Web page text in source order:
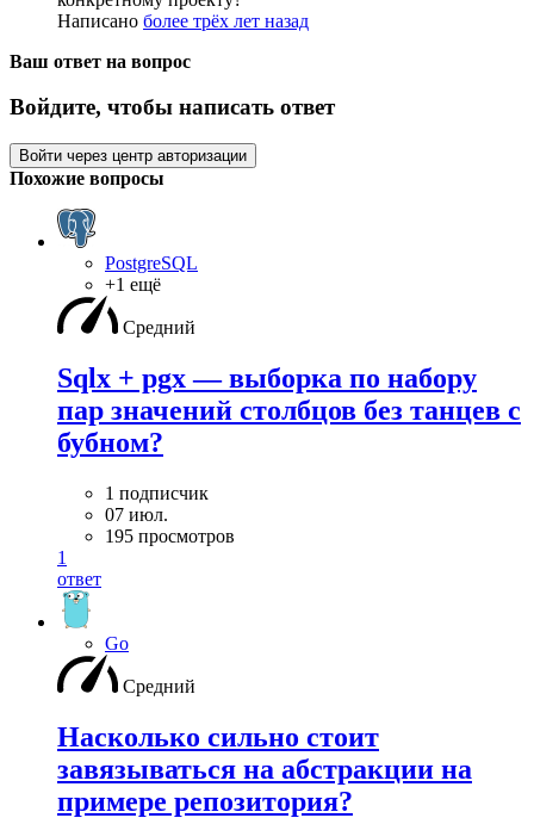
Написано более трёх лет назад
Ваш ответ на вопрос
Войдите, чтобы написать ответ
Войти через центр авторизации
Похожие вопросы
PostgreSQL
+1 ещё
Средний
Sqlx + pgx — выборка по набору
пар значений столбцов без танцев с
бубном?
1 подписчик
07 июл.
195 просмотров
1
ответ
Go
Средний
Насколько сильно стоит
завязываться на абстракции на
примере репозитория?